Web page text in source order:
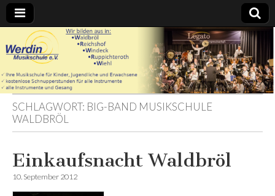
Werdin
Musikschule
e.V. – In
Waldbröl
Reichshof
SCHLAGWORT: BIG-BAND MUSIKSCHULE
WALDBRÖL
Einkaufsnacht Waldbröl
10. September 2012